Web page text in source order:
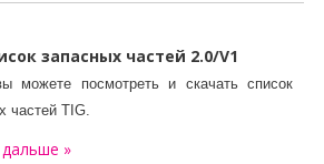
запасных частей 2.0/V1
можете посмотреть и скачатьсписок
частей TIG.
»